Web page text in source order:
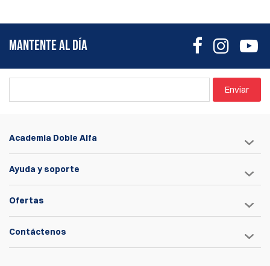
MANTENTE AL DÍA
Enviar
Academia Doble Alfa
Ayuda y soporte
Ofertas
Contáctenos